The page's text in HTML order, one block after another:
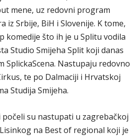
mene, uz redovni program
iz Srbije, BiH i Slovenije. K tome,
komedije što ih je u Splitu vodila
Studio Smijeha Split koji danas
SplickaScena. Nastupaju redovno
te po Dalmaciji i Hrvatskoj
Studija Smijeha.
su nastupati u zagrebačkoj
na Best of regional koji je